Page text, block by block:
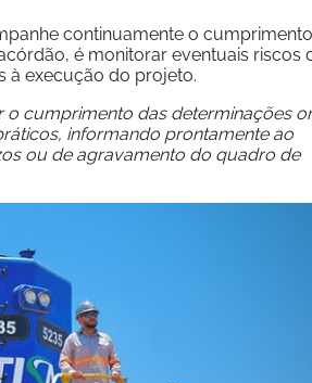
continuamente o cumprimento
é monitorar eventuais riscos
à execução do projeto.
o cumprimento das determinações
informando prontamente ao
ou de agravamento do quadro de